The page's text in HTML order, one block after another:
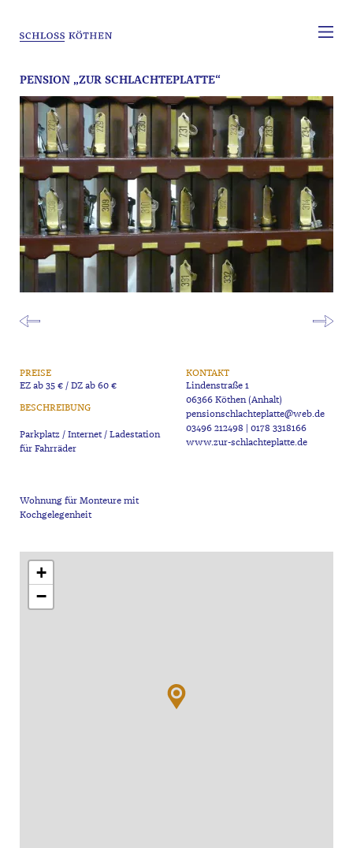
PENSION „ZUR SCHLACHTEPLATTE“
PREISE
EZ ab 35 € / DZ ab 60 €
BESCHREIBUNG
Parkplatz / Internet / Ladestation
für Fahrräder
Wohnung für Monteure mit
Kochgelegenheit
KONTAKT
Lindenstraße 1
06366 Köthen (Anhalt)
pensionschlachteplatte@web.de
03496 212498 | 0178 3318166
www.zur-schlachteplatte.de
+
−